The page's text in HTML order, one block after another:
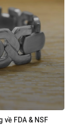
FDA & NSF